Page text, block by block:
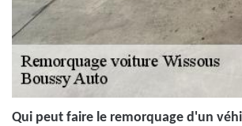
Qui peut faire le remorquage d'un